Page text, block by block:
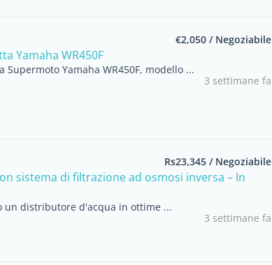
€2,050 / Negoziabile
Yamaha WR450F
Supermoto Yamaha WR450F, modello ...
3 settimane fa
Rs23,345 / Negoziabile
sistema di filtrazione ad osmosi inversa – In
un distributore d'acqua in ottime ...
3 settimane fa